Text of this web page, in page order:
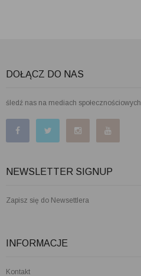
DOŁĄCZ DO NAS
śledź nas na mediach społecznościowych
NEWSLETTER SIGNUP
Zapisz się do Newsettlera
INFORMACJE
Kontakt